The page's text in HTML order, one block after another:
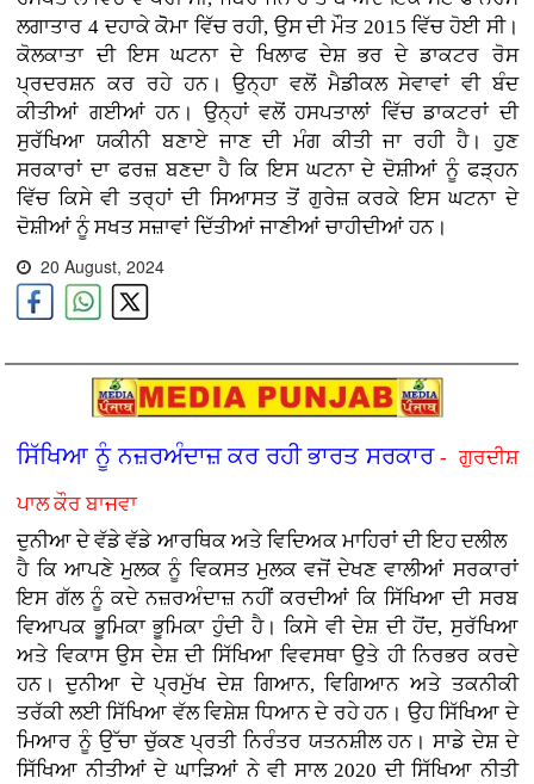
ਲਗਾਤਾਰ 4 ਦਹਾਕੇ ਕੋੋਮਾ ਵਿੱਚ ਰਹੀ, ਉਸ ਦੀ ਮੌਤ 2015 ਵਿੱਚ ਹੋਈ ਸੀ।
ਕੋਲਕਾਤਾ ਦੀ ਇਸ ਘਟਨਾ ਦੇ ਖਿਲਾਫ ਦੇਸ਼ ਭਰ ਦੇ ਡਾਕਟਰ ਰੋਸ
ਪ੍ਰਦਰਸ਼ਨ ਕਰ ਰਹੇ ਹਨ। ਉਨ੍ਹਾ ਵਲੋਂ ਮੈਡੀਕਲ ਸੇਵਾਵਾਂ ਵੀ ਬੰਦ
ਕੀਤੀਆਂ ਗਈਆਂ ਹਨ। ਉਨ੍ਹਾਂ ਵਲੋਂ ਹਸਪਤਾਲਾਂ ਵਿੱਚ ਡਾਕਟਰਾਂ ਦੀ
ਸੁਰੱਖਿਆ ਯਕੀਨੀ ਬਣਾਏ ਜਾਣ ਦੀ ਮੰਗ ਕੀਤੀ ਜਾ ਰਹੀ ਹੈ। ਹੁਣ
ਸਰਕਾਰਾਂ ਦਾ ਫਰਜ਼ ਬਣਦਾ ਹੈ ਕਿ ਇਸ ਘਟਨਾ ਦੇ ਦੋਸ਼ੀਆਂ ਨੂੰ ਫੜ੍ਹਨ
ਵਿੱਚ ਕਿਸੇ ਵੀ ਤਰ੍ਹਾਂ ਦੀ ਸਿਆਸਤ ਤੋਂ ਗੁਰੇਜ਼ ਕਰਕੇ ਇਸ ਘਟਨਾ ਦੇ
ਦੋਸ਼ੀਆਂ ਨੂੰ ਸਖਤ ਸਜ਼ਾਵਾਂ ਦਿੱਤੀਆਂ ਜਾਣੀਆਂ ਚਾਹੀਦੀਆਂ ਹਨ।
20 August, 2024
ਸਿੱਖਿਆ ਨੂੰ ਨਜ਼ਰਅੰਦਾਜ਼ ਕਰ ਰਹੀ ਭਾਰਤ ਸਰਕਾਰ- ਗੁਰਦੀਸ਼
ਪਾਲ ਕੌਰ ਬਾਜਵਾ
ਦੁਨੀਆ ਦੇ ਵੱਡੇ ਵੱਡੇ ਆਰਥਿਕ ਅਤੇ ਵਿਦਿਅਕ ਮਾਹਿਰਾਂ ਦੀ ਇਹ ਦਲੀਲ
ਹੈ ਕਿ ਆਪਣੇ ਮੁਲਕ ਨੂੰ ਵਿਕਸਤ ਮੁਲਕ ਵਜੋਂ ਦੇਖਣ ਵਾਲੀਆਂ ਸਰਕਾਰਾਂ
ਇਸ ਗੱਲ ਨੂੰ ਕਦੇ ਨਜ਼ਰਅੰਦਾਜ਼ ਨਹੀਂ ਕਰਦੀਆਂ ਕਿ ਸਿੱਖਿਆ ਦੀ ਸਰਬ
ਵਿਆਪਕ ਭੂਮਿਕਾ ਭੂਮਿਕਾ ਹੁੰਦੀ ਹੈ। ਕਿਸੇ ਵੀ ਦੇਸ਼ ਦੀ ਹੋਂਦ, ਸੁਰੱਖਿਆ
ਅਤੇ ਵਿਕਾਸ ਉਸ ਦੇਸ਼ ਦੀ ਸਿੱਖਿਆ ਵਿਵਸਥਾ ਉਤੇ ਹੀ ਨਿਰਭਰ ਕਰਦੇ
ਹਨ। ਦੁਨੀਆ ਦੇ ਪ੍ਰਮੁੱਖ ਦੇਸ਼ ਗਿਆਨ, ਵਿਗਿਆਨ ਅਤੇ ਤਕਨੀਕੀ
ਤਰੱਕੀ ਲਈ ਸਿੱਖਿਆ ਵੱਲ ਵਿਸ਼ੇਸ਼ ਧਿਆਨ ਦੇ ਰਹੇ ਹਨ। ਉਹ ਸਿੱਖਿਆ ਦੇ
ਮਿਆਰ ਨੂੰ ਉੱਚਾ ਚੁੱਕਣ ਪ੍ਰਤੀ ਨਿਰੰਤਰ ਯਤਨਸ਼ੀਲ ਹਨ। ਸਾਡੇ ਦੇਸ਼ ਦੇ
ਸਿੱਖਿਆ ਨੀਤੀਆਂ ਦੇ ਘਾੜਿਆਂ ਨੇ ਵੀ ਸਾਲ 2020 ਦੀ ਸਿੱਖਿਆ ਨੀਤੀ